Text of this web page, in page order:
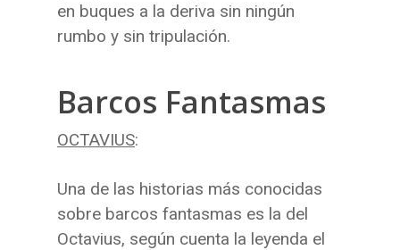
en buques a la deriva sin ningún
rumbo y sin tripulación.
Barcos Fantasmas
OCTAVIUS:
Una de las historias más conocidas
sobre barcos fantasmas es la del
Octavius, según cuenta la leyenda el